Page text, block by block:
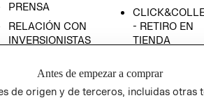
PRENSA
RELACIÓN CON
INVERSIONISTAS
EMPRESARIAL
- RETIRO EN
TIENDA
CONDICIONES
AVISO DE
Antes de empezar a comprar
de origen y de terceros, incluidas otras